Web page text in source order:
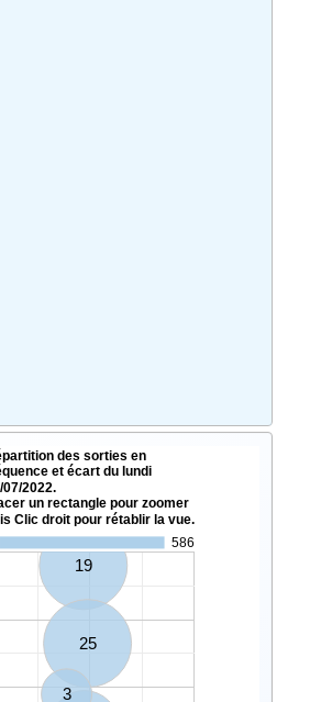
des sorties en
et écart du lundi
07/2022.
un rectangle pour zoomer
Clic droit pour rétablir la vue.
586
19
25
3